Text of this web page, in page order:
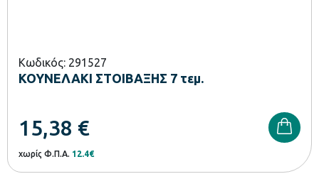
Κωδικός: 291527
ΚΟΥΝΕΛΑΚΙ ΣΤΟΙΒΑΞΗΣ 7 τεμ.
15,38 €
χωρίς Φ.Π.Α. 12.4€